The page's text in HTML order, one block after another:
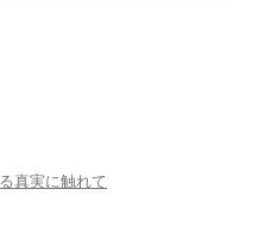
真実に触れて